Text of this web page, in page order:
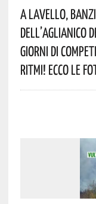
A Lavello,
Dell’Aglianico
Giorni Di
Ritmi! Ecco Le